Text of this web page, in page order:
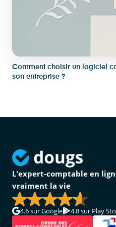
Comment choisir un logiciel
son entreprise ?
L'expert-comptable en
vraiment la vie
4.6sur Google 4.8sur Play